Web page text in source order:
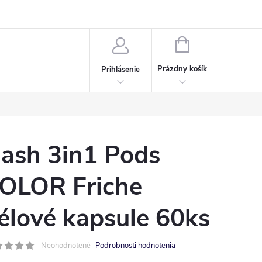
Prihlásenie
NÁKUPNÝ
Prázdny košík
3in1 Pods
Friche
kapsule 60ks
Neohodnotené Podrobnosti hodnotenia